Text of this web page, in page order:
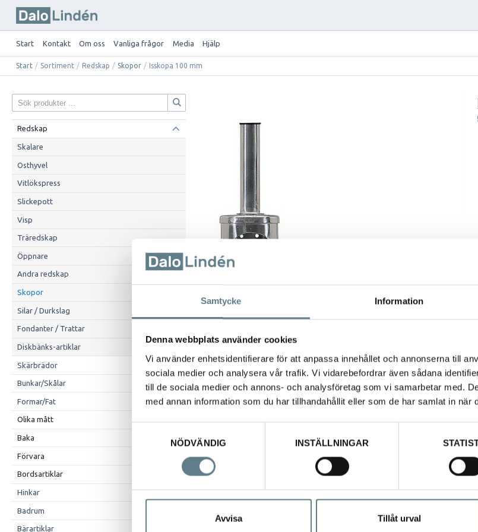
Samtycke Information
Denna webbplats använder cookies
Vi använder enhetsidentifierare för att anpassa innehållet och annonserna till
sociala medier och analysera vår trafik. Vi vidarebefordrar även sådana
till de sociala medier och annons- och analysföretag som vi samarbetar med.
med annan information som du har tillhandahållit eller som de har samlat in när
NÖDVÄNDIG
INSTÄLLNINGAR
Avvisa Tillåt urval
Start Kontakt Om oss Vanliga frågor Media Hjälp
Start / Sortiment / Redskap / Skopor / Isskopa 100 mm
Redskap
Skalare
Osthyvel
Vitlökspress
Slickepott
Visp
Träredskap
Öppnare
Andra redskap
Skopor
Silar / Durkslag
Fondanter / Trattar
Diskbänks-artiklar
Skärbrädor
Bunkar/Skålar
Formar/Fat
Olika mått
Baka
Förvara
Bordsartiklar
Hinkar
Badrum
Bärartiklar
Beskrivning
Isskopa med håltillverkad av rostfritt stål 18/10.
Diam 50 mm, längd 100 mm (exkl handtag)